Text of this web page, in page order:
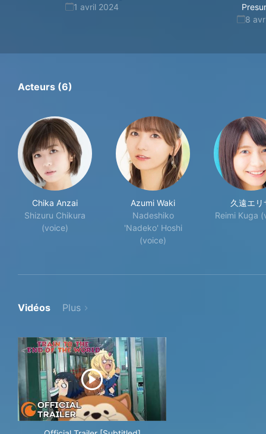
1 avril 2024
8
Acteurs (6)
Chika Anzai
Shizuru Chikura
(voice)
Azumi Waki
Nadeshiko
'Nadeko' Hoshi
(voice)
久遠エリ
Reimi Kuga
Vidéos Plus